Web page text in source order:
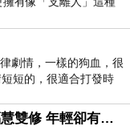
讀
劇情，一樣的狗血，很
短的，很適合打發時
小護師番外章78 > 福慧雙修 年輕卻有個老靈魂 ㄑ金剛經〉podcast